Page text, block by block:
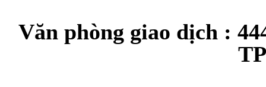
Văn phòng giao dịch :